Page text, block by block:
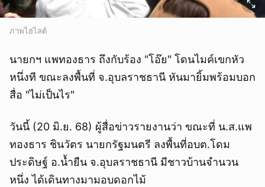
ภาพไฮไลต์
นายกฯ แพทองธาร ถึงกับร้อง "โอ๊ย" โดนไมค์เขกหัว
หนึ่งที ขณะลงพื้นที่ จ.อุบลราชธานี หันมายิ้มพร้อมบอก
สื่อ "ไม่เป็นไร"
วันนี้ (20 มิ.ย. 68) ผู้สื่อข่าวรายงานว่า ขณะที่ น.ส.แพ
ทองธาร ชินวัตร นายกรัฐมนตรี ลงพื้นที่อบต.โดม
ประดิษฐ์ อ.น้ำยืน จ.อุบลราชธานี มีชาวบ้านจำนวน
หนึ่ง ได้เดินทางมามอบดอกไม้